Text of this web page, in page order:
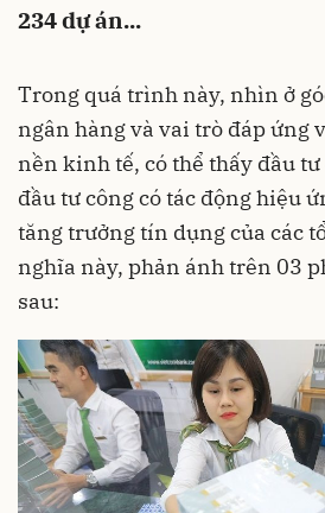
234 dự án...
Trong quá trình này, nhìn ở
ngân hàng và vai trò đáp ứng
nền kinh tế, có thể thấy đầu
đầu tư công có tác động hiệu
tăng trưởng tín dụng của các
nghĩa này, phản ánh trên 03
sau: